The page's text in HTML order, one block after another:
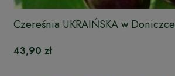
Czereśnia UKRAIŃSKA w Doniczce
43,90 zł